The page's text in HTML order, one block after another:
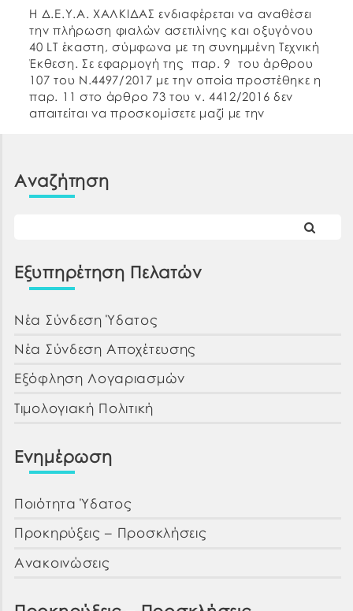
Η Δ.Ε.Υ.Α. ΧΑΛΚΙΔΑΣ ενδιαφέρεται να αναθέσει
την πλήρωση φιαλών ασετιλίνης και οξυγόνου
40 LT έκαστη, σύμφωνα με τη συνημμένη Τεχνική
Έκθεση. Σε εφαρμογή της παρ. 9 του άρθρου
107 του Ν.4497/2017 με την οποία προστέθηκε η
παρ. 11 στο άρθρο 73 του ν. 4412/2016 δεν
απαιτείται να προσκομίσετε μαζί με την
Αναζήτηση
Εξυπηρέτηση Πελατών
Νέα Σύνδεση Ύδατος
Νέα Σύνδεση Αποχέτευσης
Εξόφληση Λογαριασμών
Τιμολογιακή Πολιτική
Ενημέρωση
Ποιότητα Ύδατος
Προκηρύξεις – Προσκλήσεις
Ανακοινώσεις